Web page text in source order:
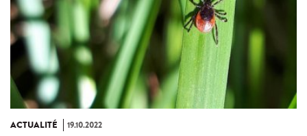
ACTUALITÉ 19.10.2022